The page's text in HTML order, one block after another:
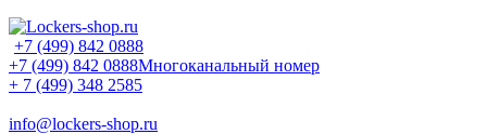
+7 (499) 842 0888
+7 (499) 842 0888Многоканальный номер
+ 7 (499) 348 2585
info@lockers-shop.ru